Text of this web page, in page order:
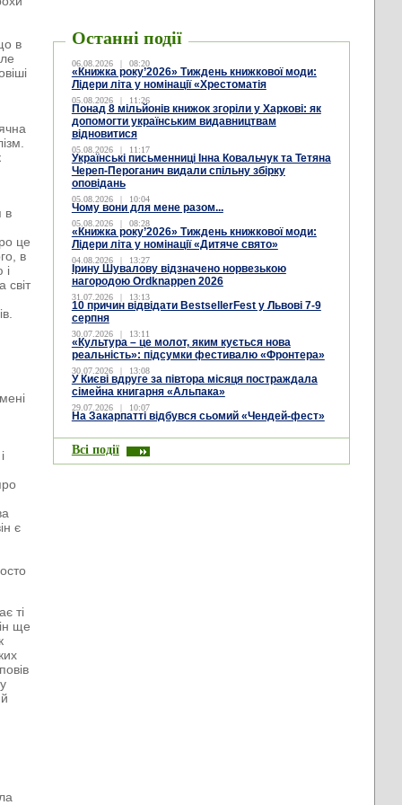
в
в
це
в
і
світ
є
ті
ще
Останні події
06.08.2026 | 08:20
«Книжка року’2026» Тиждень книжкової моди:
Лідери літа у номінації «Хрестоматія
05.08.2026 | 11:26
Понад 8 мільйонів книжок згоріли у Харкові: як
допомогти українським видавництвам
відновитися
05.08.2026 | 11:17
Українські письменниці Інна Ковальчук та Тетяна
Череп-Пероганич видали спільну збірку
оповідань
05.08.2026 | 10:04
Чому вони для мене разом...
05.08.2026 | 08:28
«Книжка року’2026» Тиждень книжкової моди:
Лідери літа у номінації «Дитяче свято»
04.08.2026 | 13:27
Ірину Шувалову відзначено норвезькою
нагородою Ordknappen 2026
31.07.2026 | 13:13
10 причин відвідати BestsellerFest у Львові 7-9
серпня
30.07.2026 | 13:11
«Культура – це молот, яким кується нова
реальність»: підсумки фестивалю «Фронтера»
30.07.2026 | 13:08
У Києві вдруге за півтора місяця постраждала
сімейна книгарня «Альпака»
29.07.2026 | 10:07
На Закарпатті відбувся сьомий «Чендей-фест»
Всі події